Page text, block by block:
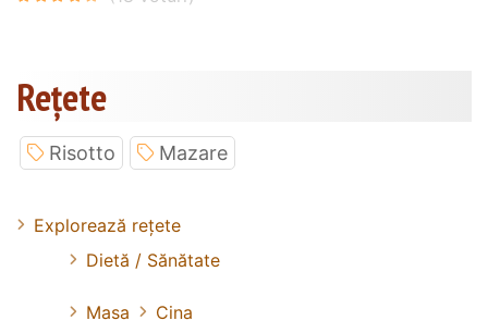
Rețete
Risotto Mazare
Explorează rețete
Dietă / Sănătate
Masa Cina